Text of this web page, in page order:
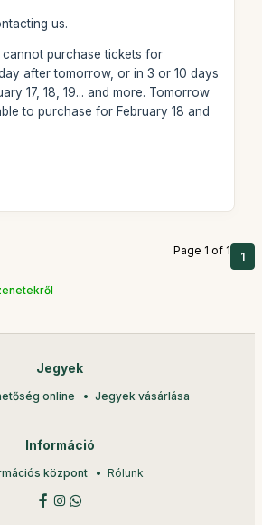
us.
cannot purchase tickets for
after tomorrow, or in 3 or 10 days
17, 18, 19... and more. Tomorrow
to purchase for February 18 and
Page 1 of 1 1
Jegyek
online Jegyek vásárlása
Információ
központ Rólunk